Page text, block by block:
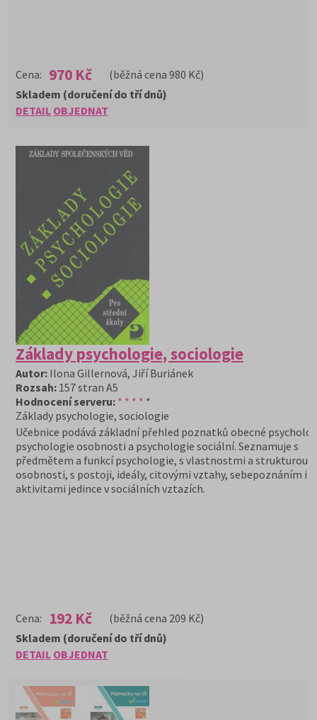
Cena: 970 Kč (běžná cena 980 Kč)
DETAIL OBJEDNAT
Skladem (doručení do tří dnů)
Základy psychologie, sociologie
Autor: Ilona Gillernová, Jiří Buriánek
Rozsah: 157 stran A5
Hodnocení serveru: * * * * *
Základy psychologie, sociologie
Učebnice podává základní přehled poznatků obecné
psychologie osobnosti a psychologie sociální. Seznamuje s
předmětem a funkcí psychologie, s vlastnostmi a strukturou
osobnosti, s postoji, ideály, citovými vztahy, sebepoznáním i s
aktivitami jedince v sociálních vztazích.
Cena: 192 Kč (běžná cena 209 Kč)
DETAIL OBJEDNAT
Skladem (doručení do tří dnů)